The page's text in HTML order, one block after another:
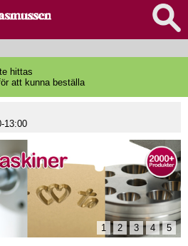
hittas
att kunna beställa
13:00
1 2 3 4 5